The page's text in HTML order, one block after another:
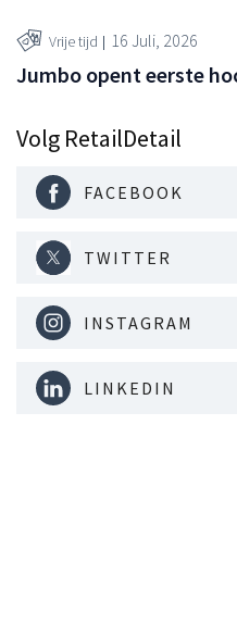
Vrije tijd 16 Juli, 2026
Jumbo opent eerste
Volg RetailDetail
FACEBOOK
TWITTER
INSTAGRAM
LINKEDIN